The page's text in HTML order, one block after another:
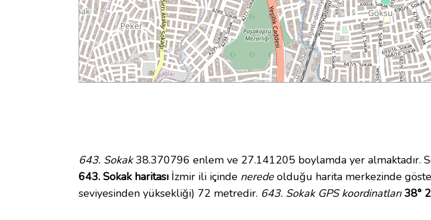
643. Sokak38.370796 enlem ve 27.141205 boylamda yer almaktadır.
643. Sokak haritası İzmir ili içinde neredeolduğu harita merkezinde
seviyesinden yüksekliği) 72 metredir. 643. Sokak GPS koordinatları 38°